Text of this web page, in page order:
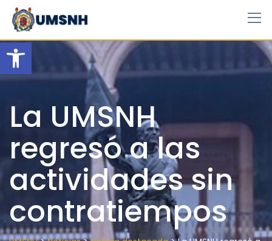
Open toolbar
Skip
content
La UMSNH
regresó a las
actividades sin
contratiempos